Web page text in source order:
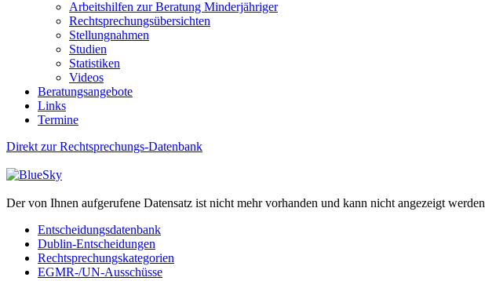
Arbeitshilfen zur Beratung Minderjähriger
Rechtsprechungsübersichten
Stellungnahmen
Studien
Statistiken
Videos
Beratungsangebote
Links
Termine
Direkt zur Rechtsprechungs-Datenbank
Der von Ihnen aufgerufene Datensatz ist nicht mehr vorhanden und kann nicht angezeigt werden
Entscheidungsdatenbank
Dublin-Entscheidungen
Rechtsprechungskategorien
EGMR-/UN-Ausschüsse